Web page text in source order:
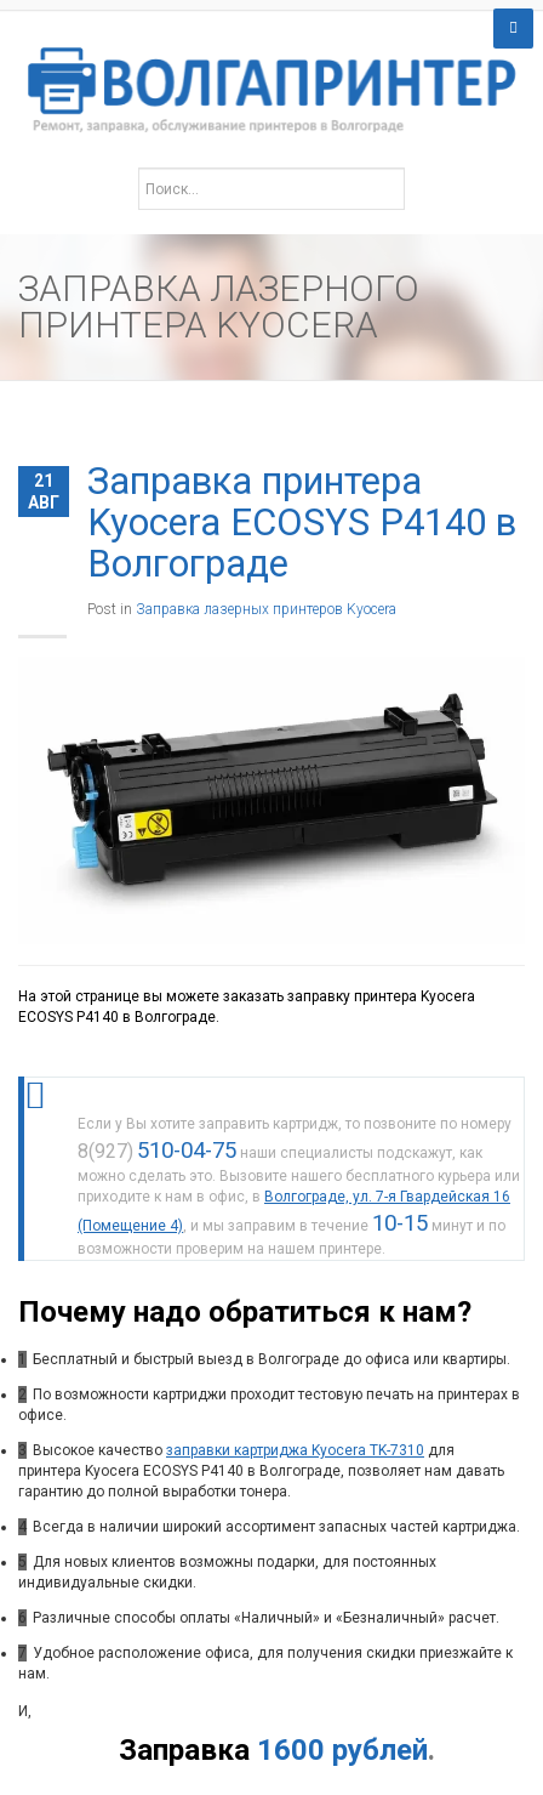
ЗАПРАВКА ЛАЗЕРНОГО
ПРИНТЕРА KYOCERA
21
АВГ
Заправка принтера
Kyocera ECOSYS P4140 в
Волгограде
Post in Заправка лазерных принтеров Kyocera
На этой странице вы можете заказать заправку принтера Kyocera
ECOSYS P4140 в Волгограде.
Если у Вы хотите заправить картридж, то позвоните по номеру
8(927) 510-04-75 наши специалисты подскажут, как
можно сделать это. Вызовите нашего бесплатного курьера или
приходите к нам в офис, в Волгограде, ул. 7-я Гвардейская 16
(Помещение 4) , и мы заправим в течение 10-15 минут и по
возможности проверим на нашем принтере.
Почему надо обратиться к нам?
1 Бесплатный и быстрый выезд в Волгограде до офиса или квартиры.
2 По возможности картриджи проходит тестовую печать на принтерах в
офисе.
3 Высокое качество заправки картриджа Kyocera TK-7310 для
принтера Kyocera ECOSYS P4140 в Волгограде, позволяет нам давать
гарантию до полной выработки тонера.
4 Всегда в наличии широкий ассортимент запасных частей картриджа.
5 Для новых клиентов возможны подарки, для постоянных
индивидуальные скидки.
6 Различные способы оплаты «Наличный» и «Безналичный» расчет.
7 Удобное расположение офиса, для получения скидки приезжайте к
нам.
Заправка 1600 рублей.
И,